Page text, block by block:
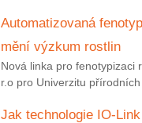
Automatizovaná
mění výzkum rostlin
Nová linka pro fenotypizaci
r.o pro Univerzitu
Jak technologie IO-